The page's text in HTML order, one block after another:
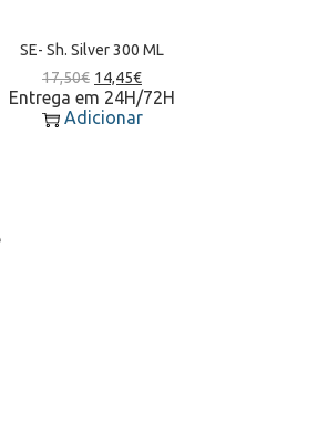
SE- Sh. Silver 300 ML
17,50€ 14,45€
Entrega em 24H/72H
Adicionar